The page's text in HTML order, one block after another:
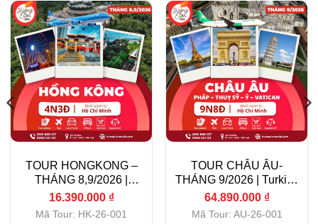
TOUR HONGKONG –
THÁNG 8,9/2026 |
Vietnam Airlines|
TP.HCM
16.390.000 ₫
Mã Tour: HK-26-001
TOUR CHÂU ÂU-
THÁNG 9/2026 | Turkish
Airlines| TP.HCM
64.890.000 ₫
Mã Tour: AU-26-001